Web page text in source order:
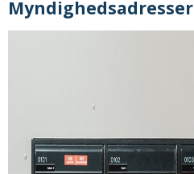
Myndighedsadresser